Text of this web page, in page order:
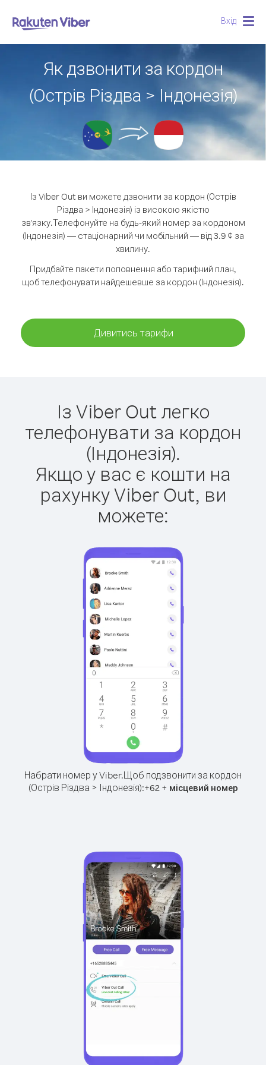
Вхід
Як дзвонити за кордон
(Острів Різдва > Індонезія)
Із Viber Out ви можете дзвонити за кордон (Острів
Різдва > Індонезія) із високою якістю
зв'язку.Телефонуйте на будь-який номер за кордоном
(Індонезія) — стаціонарний чи мобільний — від 3.9 ¢ за
хвилину.
Придбайте пакети поповнення або тарифний план,
щоб телефонувати найдешевше за кордон (Індонезія).
Дивитись тарифи
Із Viber Out легко
телефонувати за кордон
(Індонезія).
Якщо у вас є кошти на
рахунку Viber Out, ви
можете:
Набрати номер у Viber.Щоб подзвонити за кордон
(Острів Різдва > Індонезія):+62+ місцевий номер